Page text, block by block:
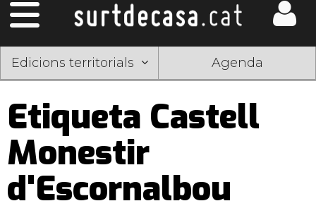
Edicions territorials Agenda
Etiqueta Castell
Monestir
d'Escornalbou